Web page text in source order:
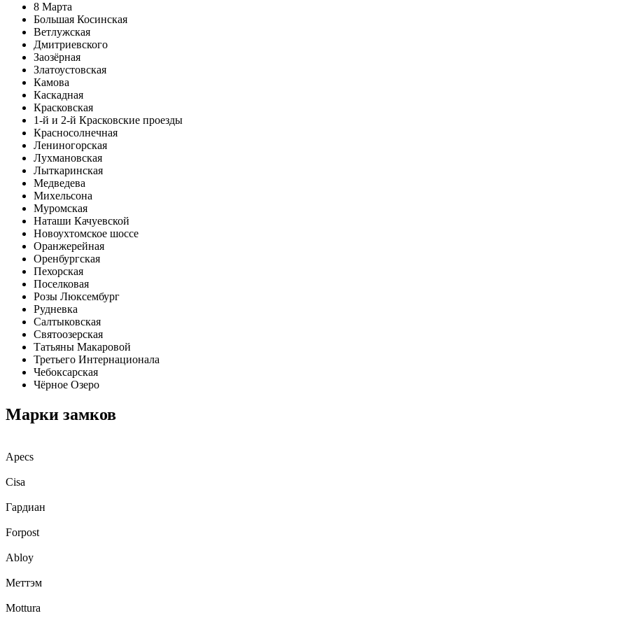
8 Марта
Большая Косинская
Ветлужская
Дмитриевского
Заозёрная
Златоустовская
Камова
Каскадная
Красковская
1-й и 2-й Красковские проезды
Красносолнечная
Лениногорская
Лухмановская
Лыткаринская
Медведева
Михельсона
Муромская
Наташи Качуевской
Новоухтомское шоссе
Оранжерейная
Оренбургская
Пехорская
Поселковая
Розы Люксембург
Рудневка
Салтыковская
Святоозерская
Татьяны Макаровой
Третьего Интернационала
Чебоксарская
Чёрное Озеро
Марки замков
Apecs
Cisa
Гардиан
Forpost
Abloy
Меттэм
Mottura